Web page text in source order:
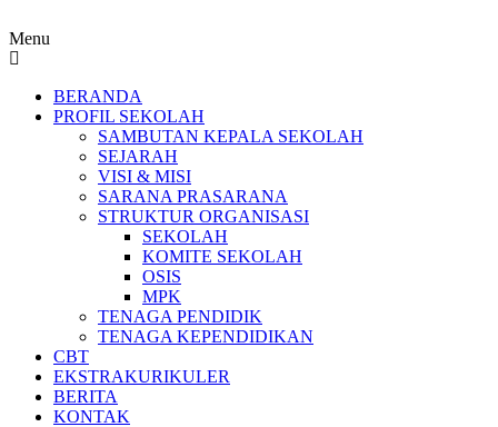
Menu
BERANDA
PROFIL SEKOLAH
SAMBUTAN KEPALA SEKOLAH
SEJARAH
VISI & MISI
SARANA PRASARANA
STRUKTUR ORGANISASI
SEKOLAH
KOMITE SEKOLAH
OSIS
MPK
TENAGA PENDIDIK
TENAGA KEPENDIDIKAN
CBT
EKSTRAKURIKULER
BERITA
KONTAK